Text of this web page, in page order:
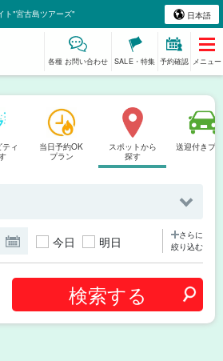
ト"宮古島ツアーズ" 日本語
各種 お問い合わせ SALE・特集 予約確認 メニュー
ィ
当日予約OK
プラン
スポットから
探す
送迎付きプ
今日 明日
さらに
絞り込む